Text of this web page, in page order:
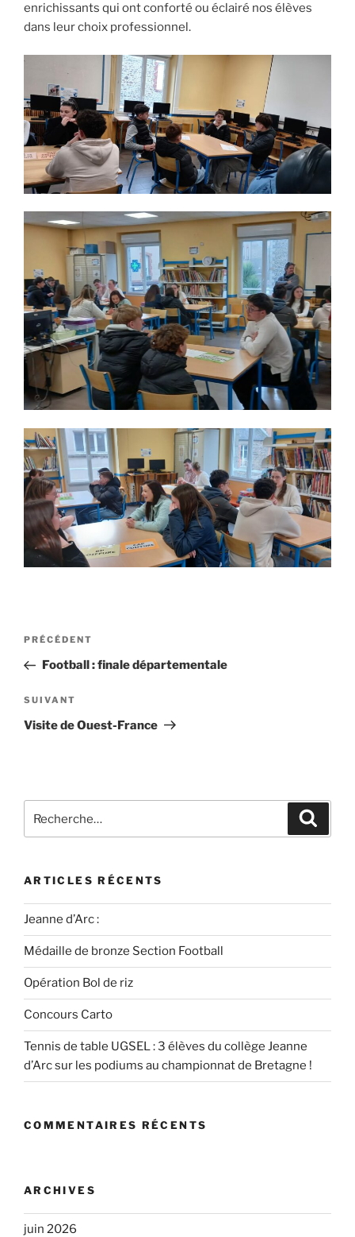
enrichissants qui ont conforté ou éclairé nos élèves
dans leur choix professionnel.
PRÉCÉDENT
Football : finale départementale
SUIVANT
Visite de Ouest-France
ARTICLES RÉCENTS
Jeanne d’Arc :
Médaille de bronze Section Football
Opération Bol de riz
Concours Carto
Tennis de table UGSEL : 3 élèves du collège Jeanne
d’Arc sur les podiums au championnat de Bretagne !
COMMENTAIRES RÉCENTS
ARCHIVES
juin 2026